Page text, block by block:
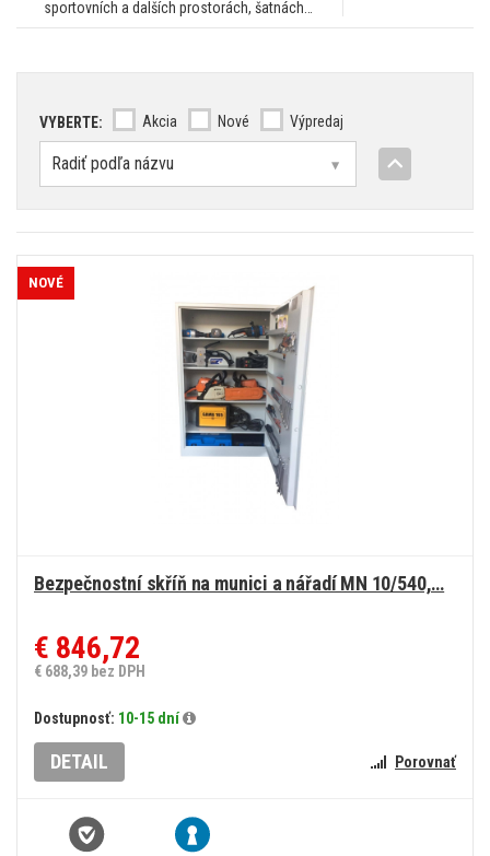
sportovních a dalších prostorách, šatnách…
VYBERTE: Akcia Nové Výpredaj
Bezpečnostní skříň na munici a nářadí MN 10/540,…
€ 846,72
€ 688,39 bez DPH
Dostupnosť: 10-15 dní
DETAIL Porovnať
NOVÉ